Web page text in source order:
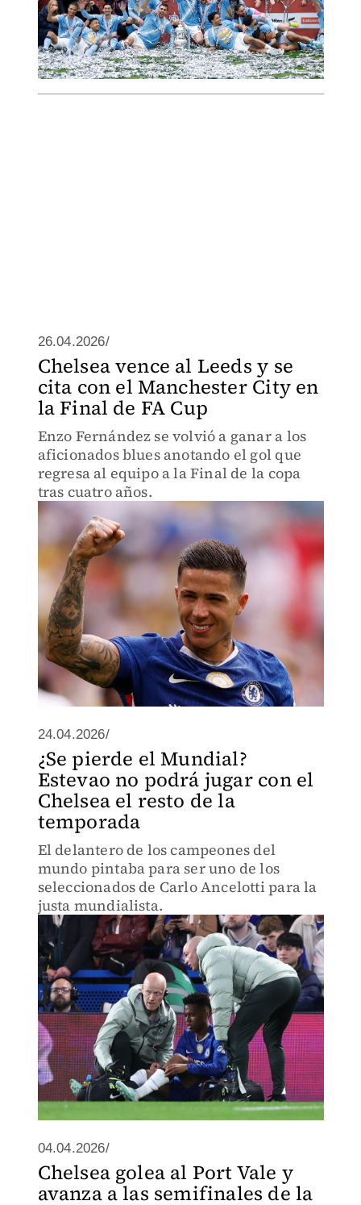
26.04.2026/
Chelsea vence al Leeds y se
cita con el Manchester City en
la Final de FA Cup
Enzo Fernández se volvió a ganar a los
aficionados blues anotando el gol que
regresa al equipo a la Final de la copa
tras cuatro años.
24.04.2026/
¿Se pierde el Mundial?
Estevao no podrá jugar con el
Chelsea el resto de la
temporada
El delantero de los campeones del
mundo pintaba para ser uno de los
seleccionados de Carlo Ancelotti para la
justa mundialista.
04.04.2026/
Chelsea golea al Port Vale y
avanza a las semifinales de la